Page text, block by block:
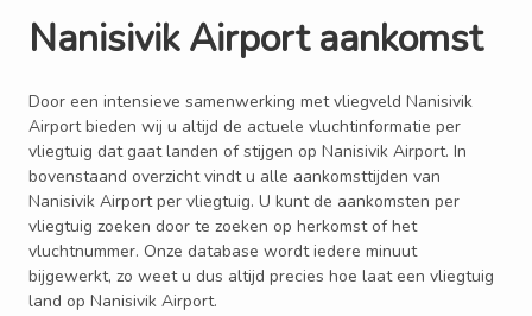
Nanisivik Airport aankomst
Door een intensieve samenwerking met vliegveld Nanisivik
Airport bieden wij u altijd de actuele vluchtinformatie per
vliegtuig dat gaat landen of stijgen op Nanisivik Airport. In
bovenstaand overzicht vindt u alle aankomsttijden van
Nanisivik Airport per vliegtuig. U kunt de aankomsten per
vliegtuig zoeken door te zoeken op herkomst of het
vluchtnummer. Onze database wordt iedere minuut
bijgewerkt, zo weet u dus altijd precies hoe laat een vliegtuig
land op Nanisivik Airport.